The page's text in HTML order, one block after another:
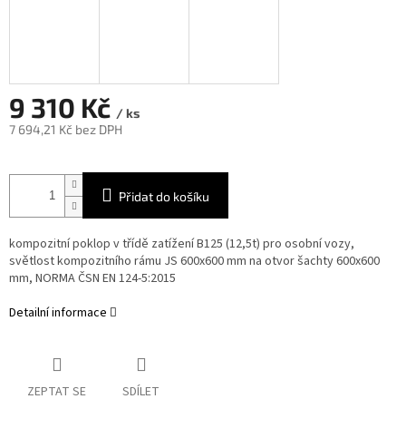
9 310 Kč / ks
7 694,21 Kč bez DPH
cena:
Přidat do košíku
kompozitní poklop v třídě zatížení B125 (12,5t) pro osobní vozy,
světlost kompozitního rámu JS 600x600 mm na otvor šachty 600x600
mm, NORMA ČSN EN 124-5:2015
Detailní informace
ZEPTAT SE SDÍLET